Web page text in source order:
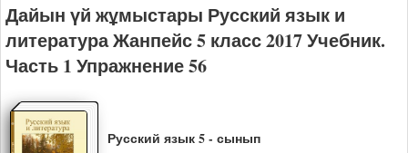
Дайын үй жұмыстары Русский язык и
литература Жанпейс 5 класс 2017 Учебник.
Часть 1 Упражнение 56
Русский язык 5 - сынып